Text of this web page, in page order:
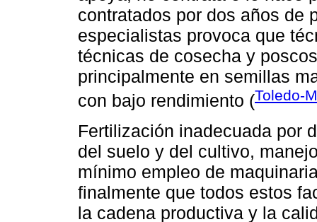
contratados por dos años de
especialistas provoca que
técnicas de cosecha y
principalmente en semillas
con bajo rendimiento (Toledo-
Fertilización inadecuada por
del suelo y del cultivo,
mínimo empleo de
finalmente que todos estos
la cadena productiva y la